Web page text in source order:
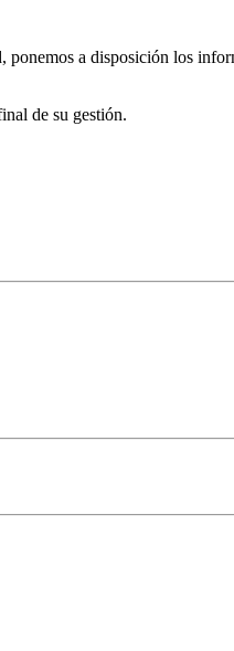
a disposición los
de su gestión.